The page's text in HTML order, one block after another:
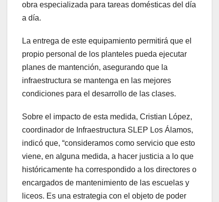
obra especializada para tareas domésticas del día
a día.
La entrega de este equipamiento permitirá que el
propio personal de los planteles pueda ejecutar
planes de mantención, asegurando que la
infraestructura se mantenga en las mejores
condiciones para el desarrollo de las clases.
Sobre el impacto de esta medida, Cristian López,
coordinador de Infraestructura SLEP Los Álamos,
indicó que, “consideramos como servicio que esto
viene, en alguna medida, a hacer justicia a lo que
históricamente ha correspondido a los directores o
encargados de mantenimiento de las escuelas y
liceos. Es una estrategia con el objeto de poder